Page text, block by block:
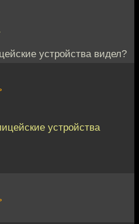
устройства видел?
устройства